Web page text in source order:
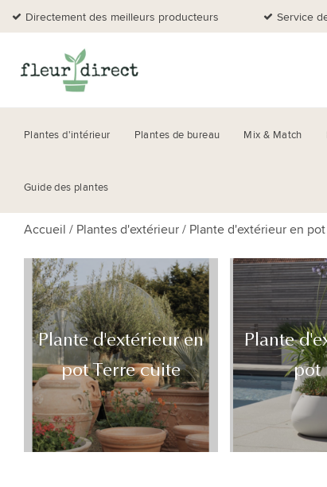
Directement des meilleurs producteurs Service
Plantes d'intérieur Plantes de bureau Mix & Match
Guide des plantes
Accueil / Plantes d'extérieur/ Plante d'extérieur en pot
Plante d'extérieur en
pot Terre cuite
Plante
pot